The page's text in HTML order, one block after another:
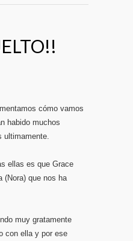
cómo vamos
habido muchos
ultimamente.
ellas es que Grace
(Nora) que nos ha
muy gratamente
con ella y por ese